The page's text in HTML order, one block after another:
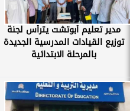
مدير تعليم أبوتشت يترأس لجنة
توزيع القيادات المدرسية الجديدة
بالمرحلة الابتدائية